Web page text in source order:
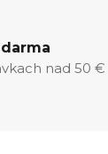
nad 50 €